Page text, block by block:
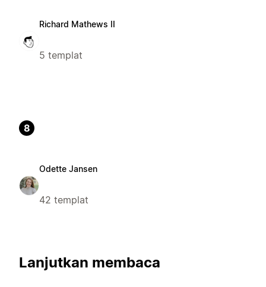
Richard Mathews II
5 templat
8
Odette Jansen
42 templat
Lanjutkan membaca